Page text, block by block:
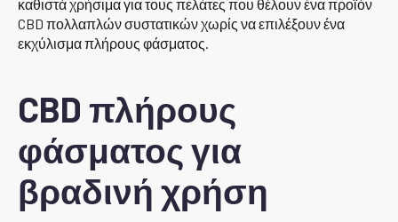
καθιστά χρήσιμα για τους πελάτες που θέλουν ένα προϊόν
CBD πολλαπλών συστατικών χωρίς να επιλέξουν ένα
εκχύλισμα πλήρους φάσματος.
CBD πλήρους
φάσματος για
βραδινή χρήση